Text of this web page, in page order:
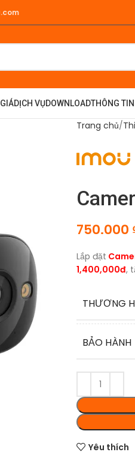
DỊCH VỤDOWNLOADTHÔNG TIN
Trang chủ
750.000
Lắp đặt
1,400,000đ,
THƯƠNG
BẢO HÀNH
Yêu thích